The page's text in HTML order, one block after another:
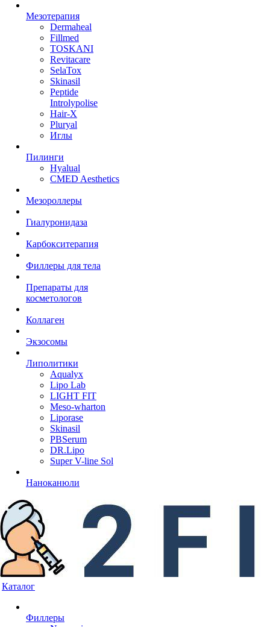
Мезотерапия
Dermaheal
Fillmed
TOSKANI
Revitacare
SelaTox
Skinasil
Peptide
Introlypolise
Hair-X
Pluryal
Иглы
Пилинги
Hyalual
CMED Aesthetics
Мезороллеры
Гиалуронидаза
Карбокситерапия
Филлеры для тела
Препараты для
косметологов
Коллаген
Экзосомы
Липолитики
Aqualyx
Lipo Lab
LIGHT FIT
Meso-wharton
Liporase
Skinasil
PBSerum
DR.Lipo
Super V-line Sol
Наноканюли
Каталог
Филлеры